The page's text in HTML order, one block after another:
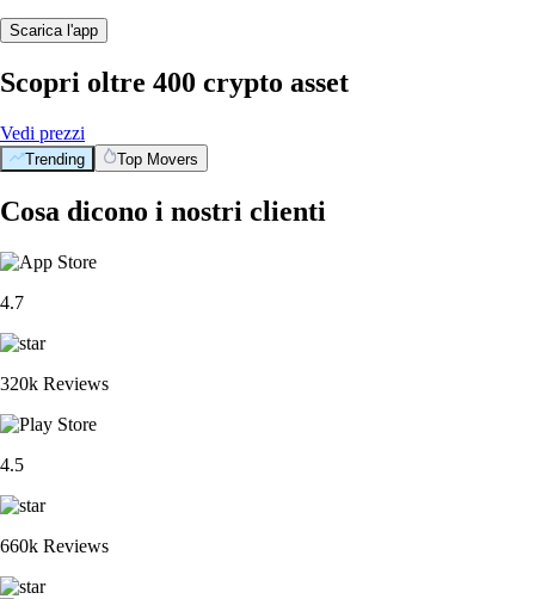
Scarica l'app
Scopri oltre 400 crypto asset
Vedi prezzi
Trending Top Movers
Cosa dicono i nostri clienti
4.7
320k Reviews
4.5
660k Reviews